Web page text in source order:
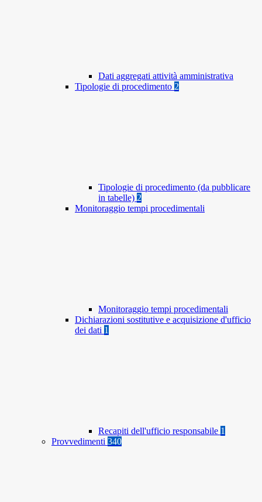
Dati aggregati attività amministrativa
Tipologie di procedimento 2
Tipologie di procedimento (da pubblicare
in tabelle) 2
Monitoraggio tempi procedimentali
Monitoraggio tempi procedimentali
Dichiarazioni sostitutive e acquisizione d'ufficio
dei dati 1
Recapiti dell'ufficio responsabile 1
Provvedimenti 340